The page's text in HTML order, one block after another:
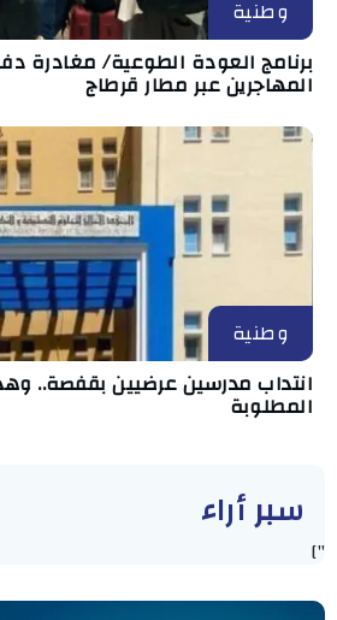
وطنية
برنامج العودة الطوعية/ مغادرة
المهاجرين عبر مطار قرطاج
وطنية
انتداب مدرسين عرضيين بقفصة..
المطلوبة
سبر أراء
"]